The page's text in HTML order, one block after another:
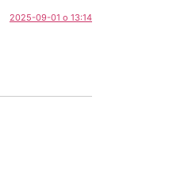
2025-09-01 o 13:14